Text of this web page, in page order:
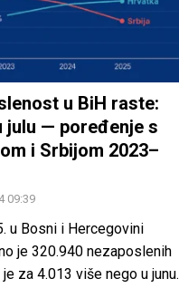
u BiH raste:
julu — poređenje s
i Srbijom 2023–
09:39
u Bosni i Hercegovini
je 320.940 nezaposlenih
za 4.013 više nego u junu.